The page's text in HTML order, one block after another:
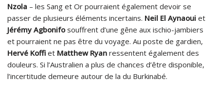
Nzola – les Sang et Or pourraient également devoir se
passer de plusieurs éléments incertains. Neil El Aynaoui et
Jérémy Agbonifosouffrent d’une gêne aux ischio-jambiers
et pourraient ne pas être du voyage. Au poste de gardien,
Hervé Koffi et Matthew Ryan ressentent également des
douleurs. Si l’Australien a plus de chances d’être disponible,
l’incertitude demeure autour de la du Burkinabé.